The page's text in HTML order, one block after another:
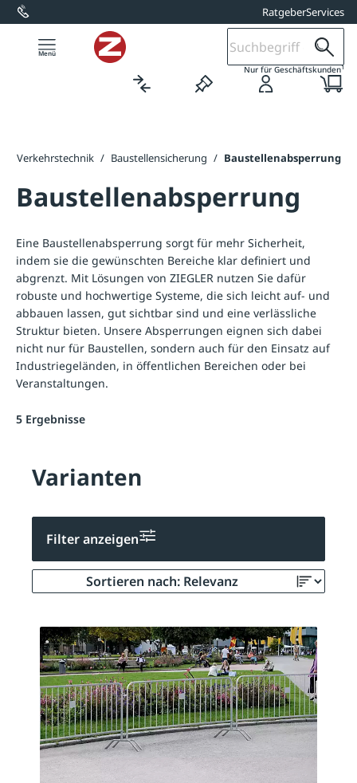
springen RatgeberServices
Nur für Geschäftskunden1
Verkehrstechnik / Baustellensicherung / Baustellenabsperrung
Baustellenabsperrung
Eine Baustellenabsperrung sorgt für mehr Sicherheit,
indem sie die gewünschten Bereiche klar definiert und
abgrenzt. Mit Lösungen von ZIEGLER nutzen Sie dafür
robuste und hochwertige Systeme, die sich leicht auf- und
abbauen lassen, gut sichtbar sind und eine verlässliche
Struktur bieten. Unsere Absperrungen eignen sich dabei
nicht nur für Baustellen, sondern auch für den Einsatz auf
Industriegeländen, in öffentlichen Bereichen oder bei
Veranstaltungen.
5 Ergebnisse
Varianten
Filter anzeigen